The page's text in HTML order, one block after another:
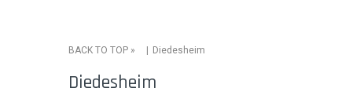
BACK TO TOP » Diedesheim
Diedesheim